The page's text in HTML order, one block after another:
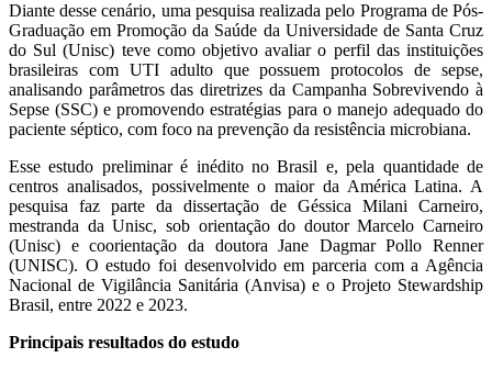
Diante desse cenário, uma pesquisa realizada pelo Programa de Pós-
Graduação em Promoção da Saúde da Universidade de Santa Cruz
do Sul (Unisc) teve como objetivo avaliar o perfil das instituições
brasileiras com UTI adulto que possuem protocolos de sepse,
analisando parâmetros das diretrizes da Campanha Sobrevivendo à
Sepse (SSC) e promovendo estratégias para o manejo adequado do
paciente séptico, com foco na prevenção da resistência microbiana.
Esse estudo preliminar é inédito no Brasil e, pela quantidade de
centros analisados, possivelmente o maior da América Latina. A
pesquisa faz parte da dissertação de Géssica Milani Carneiro,
mestranda da Unisc, sob orientação do doutor Marcelo Carneiro
(Unisc) e coorientação da doutora Jane Dagmar Pollo Renner
(UNISC). O estudo foi desenvolvido em parceria com a Agência
Nacional de Vigilância Sanitária (Anvisa) e o Projeto Stewardship
Brasil, entre 2022 e 2023.
Principais resultados do estudo